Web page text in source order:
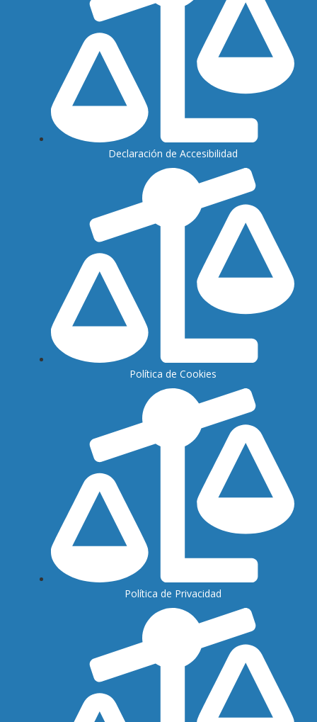
Declaración de Accesibilidad
Política de Cookies
Política de Privacidad